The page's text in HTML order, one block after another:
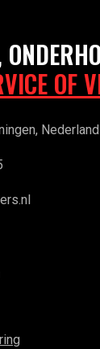
OF
Nederland